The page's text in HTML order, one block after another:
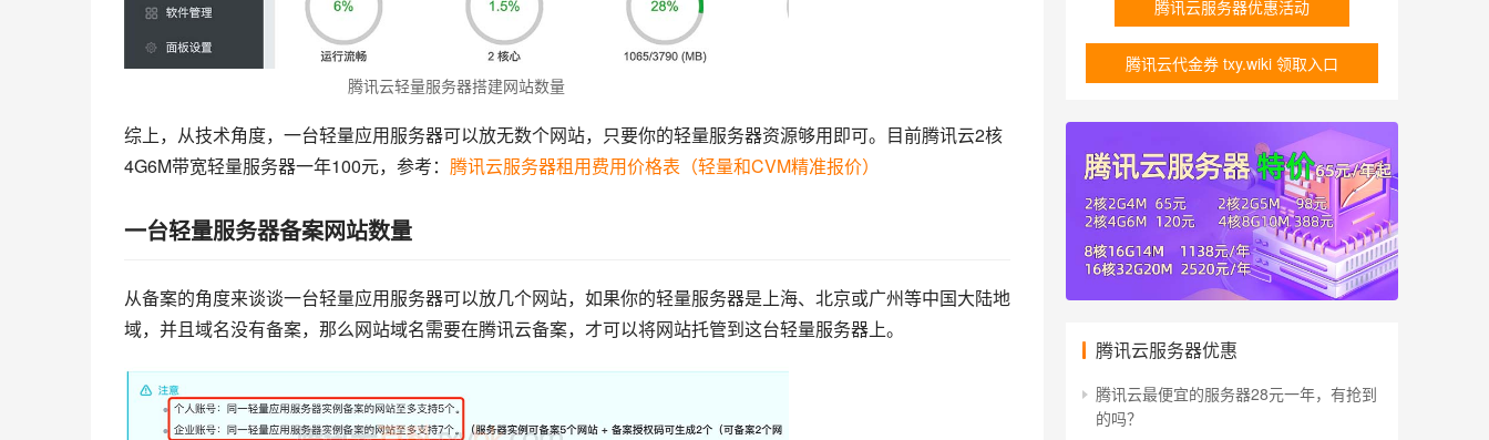
腾讯云轻量服务器搭建网站数量
综上，从技术角度，一台轻量应用服务器可以放无数个网站，只要你的轻量服务器资源够用即可。目前腾讯云2核
4G6M带宽轻量服务器一年100元，参考： 腾讯云服务器租用费用价格表（轻量和CVM精准报价）
一台轻量服务器备案网站数量
从备案的角度来谈谈一台轻量应用服务器可以放几个网站，如果你的轻量服务器是上海、北京或广州等中国大陆地
域，并且域名没有备案，那么网站域名需要在腾讯云备案，才可以将网站托管到这台轻量服务器上。
腾讯云服务器优惠活动
腾讯云代金券 txy.wiki 领取入口
腾讯云服务器优惠
腾讯云最便宜的服务器28元一年，有抢到
的吗？